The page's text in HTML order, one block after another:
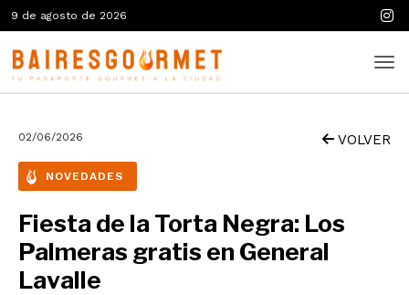
9 de agosto de 2026
02/06/2026 VOLVER
NOVEDADES
Fiesta de la Torta Negra: Los
Palmeras gratis en General
Lavalle